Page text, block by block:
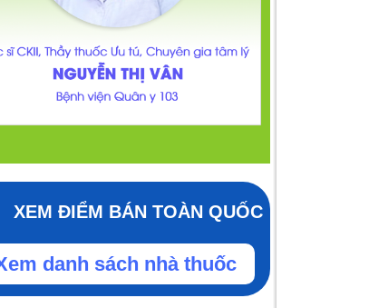
XEM ĐIỂM BÁN TOÀN QUỐC
danh sách nhà thuốc